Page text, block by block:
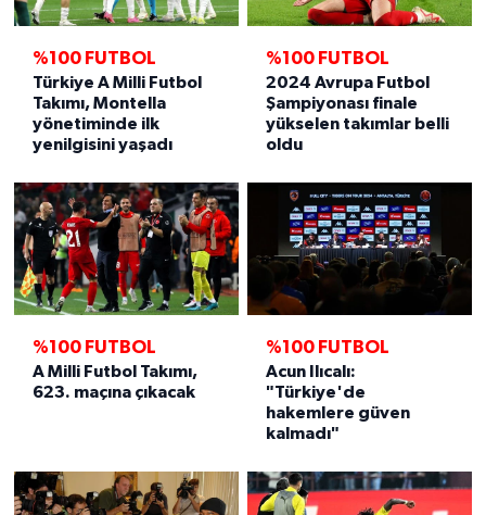
%100 FUTBOL
Türkiye A Milli Futbol
Takımı, Montella
yönetiminde ilk
yenilgisini yaşadı
%100 FUTBOL
2024 Avrupa Futbol
Şampiyonası finale
yükselen takımlar belli
oldu
%100 FUTBOL
A Milli Futbol Takımı,
623. maçına çıkacak
%100 FUTBOL
Acun Ilıcalı:
"Türkiye'de
hakemlere güven
kalmadı"